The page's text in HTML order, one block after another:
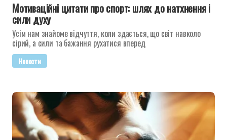
Мотиваційні цитати про спорт: шлях до натхнення і
сили духу
Усім нам знайоме відчуття, коли здається, що світ навколо
сірий, а сили та бажання рухатися вперед
Новости